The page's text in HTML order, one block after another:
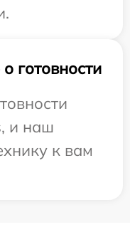
готовности
и наш
к вам